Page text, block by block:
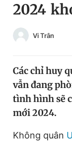
Chào ngày
Tin thị trường
Video
Sản phẩm khác
Tiện ích
2024
Vi Trân
Các chỉ huy
vẫn đang
tình hình sẽ
mới 2024.
Không quân